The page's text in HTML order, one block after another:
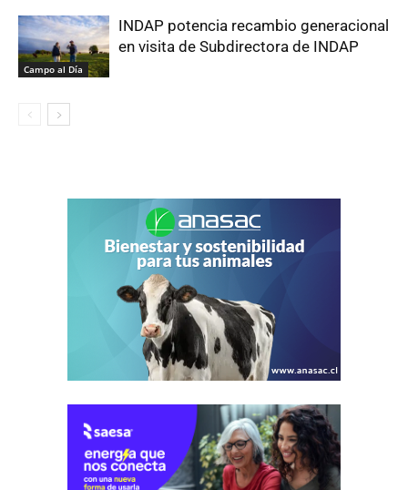
Campo al Día
INDAP potencia recambio generacional
en visita de Subdirectora de INDAP